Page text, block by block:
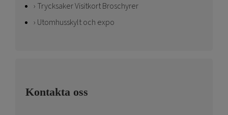
Trycksaker Visitkort Broschyrer
Utomhusskylt och expo
Kontakta oss